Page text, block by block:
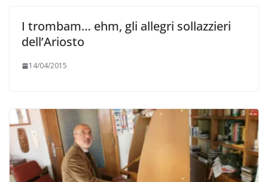
I trombam… ehm, gli allegri sollazzieri
dell’Ariosto
14/04/2015